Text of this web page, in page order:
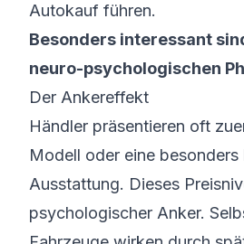
Autokauf führen.
Besonders interessant
neuro-psychologischen
Der Ankereffekt
Händler präsentieren oft
Modell oder eine
Ausstattung. Dieses
psychologischer Anker.